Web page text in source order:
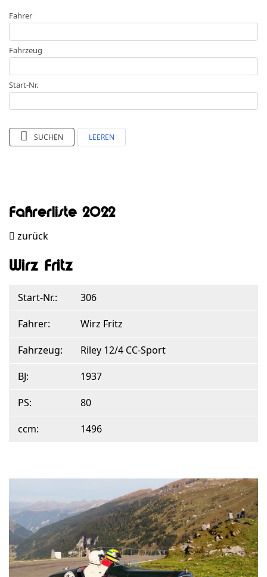
Fahrer
Fahrzeug
Start-Nr.
SUCHEN LEEREN
Fahrerliste 2022
zurück
Wirz Fritz
Start-Nr.:
306
Fahrer:
Wirz Fritz
Fahrzeug:
Riley 12/4 CC-Sport
BJ:
1937
PS:
80
ccm:
1496